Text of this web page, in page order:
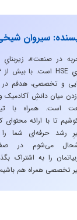
سیروان
در صنعت»،
و تخصصی، هدفم
میان دانشِ آکادمیک و
است. همراه با
تا با ارائه محتوای
رشد حرفه‌ای شما را
می‌شوم در
را به اشتراک
تخصصی همراه هم